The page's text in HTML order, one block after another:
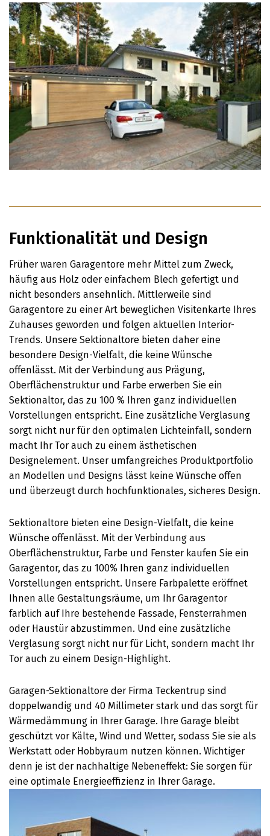
Funktionalität und Design
Früher waren Garagentore mehr Mittel zum Zweck,
häufig aus Holz oder einfachem Blech gefertigt und
nicht besonders ansehnlich. Mittlerweile sind
Garagentore zu einer Art beweglichen Visitenkarte Ihres
Zuhauses geworden und folgen aktuellen Interior-
Trends. Unsere Sektionaltore bieten daher eine
besondere Design-Vielfalt, die keine Wünsche
offenlässt. Mit der Verbindung aus Prägung,
Oberflächenstruktur und Farbe erwerben Sie ein
Sektionaltor, das zu 100 % Ihren ganz individuellen
Vorstellungen entspricht. Eine zusätzliche Verglasung
sorgt nicht nur für den optimalen Lichteinfall, sondern
macht Ihr Tor auch zu einem ästhetischen
Designelement. Unser umfangreiches Produktportfolio
an Modellen und Designs lässt keine Wünsche offen
und überzeugt durch hochfunktionales, sicheres Design.
Sektionaltore bieten eine Design-Vielfalt, die keine
Wünsche offenlässt. Mit der Verbindung aus
Oberflächenstruktur, Farbe und Fenster kaufen Sie ein
Garagentor, das zu 100% Ihren ganz individuellen
Vorstellungen entspricht. Unsere Farbpalette eröffnet
Ihnen alle Gestaltungsräume, um Ihr Garagentor
farblich auf Ihre bestehende Fassade, Fensterrahmen
oder Haustür abzustimmen. Und eine zusätzliche
Verglasung sorgt nicht nur für Licht, sondern macht Ihr
Tor auch zu einem Design-Highlight.
Garagen-Sektionaltore der Firma Teckentrup sind
doppelwandig und 40 Millimeter stark und das sorgt für
Wärmedämmung in Ihrer Garage. Ihre Garage bleibt
geschützt vor Kälte, Wind und Wetter, sodass Sie sie als
Werkstatt oder Hobbyraum nutzen können. Wichtiger
denn je ist der nachhaltige Nebeneffekt: Sie sorgen für
eine optimale Energieeffizienz in Ihrer Garage.